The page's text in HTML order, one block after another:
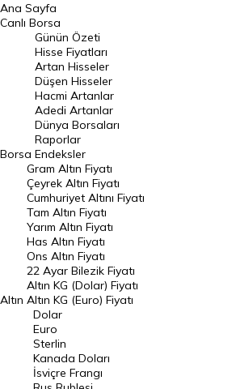
BIST 100 Hisseleri
En Çok Artan Hisseler
En Çok Düşen Hisseler
Hacmi Artanlar
Geçmiş Kapanışlar
Dünya Borsaları
Raporlar
Endeksler
DÖVİZ
Döviz Kuru
Dolar Kuru
Euro Kuru
Pound Kuru
Frank Kuru
Ana Sayfa
Canlı Borsa
Borsa
Günün Özeti
Hisse Fiyatları
Artan Hisseler
Düşen Hisseler
Hacmi Artanlar
Adedi Artanlar
Dünya Borsaları
Raporlar
Endeksler
Altın
Gram Altın Fiyatı
Çeyrek Altın Fiyatı
Cumhuriyet Altını Fiyatı
Tam Altın Fiyatı
Yarım Altın Fiyatı
Has Altın Fiyatı
Ons Altın Fiyatı
22 Ayar Bilezik Fiyatı
Altın KG (Dolar) Fiyatı
Altın KG (Euro) Fiyatı
Dolar
Euro
Sterlin
Kanada Doları
İsviçre Frangı